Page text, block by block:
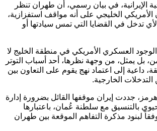
الإيرانية، في بيان رسمي، أن طهران تنظر
الأمريكي الخليجي على أنه مواقف استفزازية،
تدخل في القضايا التي تمس سيادتها أو
العسكري الأمريكي في منطقة الخليج لا
بل يمثل، من وجهة نظرها، أحد أسباب التوتر
داعية إلى اعتماد نهج يقوم على التعاون بين
التدخلات الخارجية.
جددت إيران موقفها القائل بضرورة إدارة
بالتنسيق مع سلطنة عُمان، باعتبارها
لبنود مذكرة التفاهم الموقعة بين طهران